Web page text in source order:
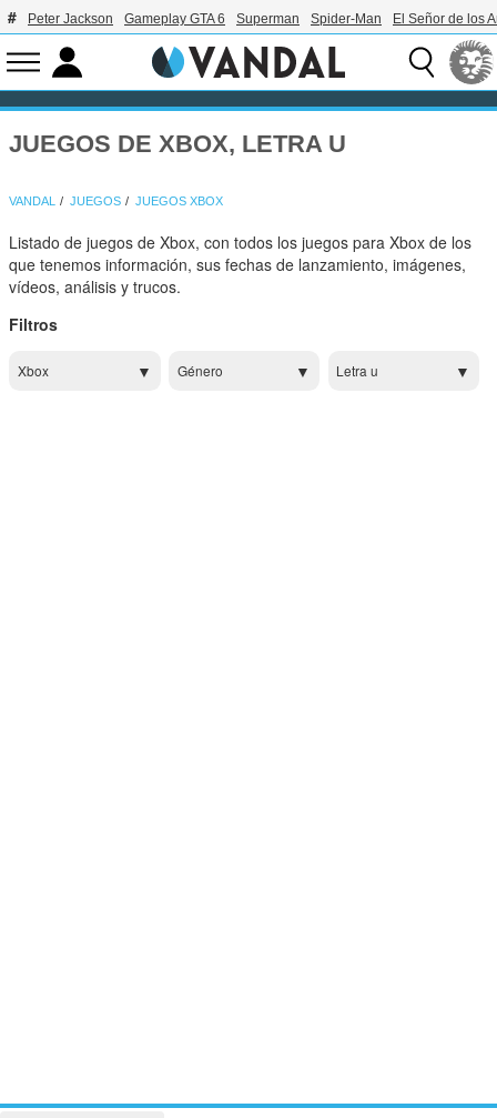
Peter Jackson Gameplay GTA 6 Superman Spider-Man El Señor de los
JUEGOS DE XBOX, LETRA U
VANDAL JUEGOS JUEGOS XBOX
Listado de juegos de Xbox, con todos los juegos para Xbox de los
que tenemos información, sus fechas de lanzamiento, imágenes,
vídeos, análisis y trucos.
Filtros
Xbox Género Letra u